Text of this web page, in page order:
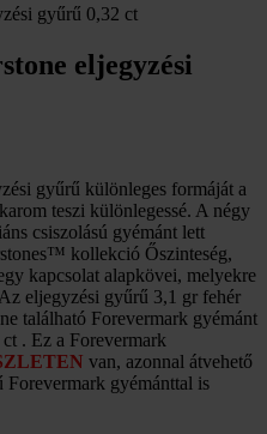
eljegyzési
gyűrű különleges formáját a
teszi különlegessé. A négy
csiszolású gyémánt lett
kollekció Őszinteség,
kapcsolat alapkövei, melyekre
eljegyzési gyűrű 3,1 gr fehér
található Forevermark gyémánt
. Ez a Forevermark
van, azonnal átvehető
Forevermark gyémánttal is